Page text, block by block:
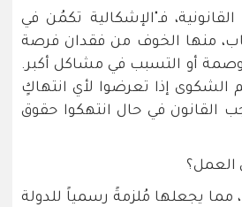
فـ"الإشكالية تكمُن في
منها الخوف من فقدان فرصة
أو التسبب في مشاكل أكبر.
الشكوى إذا تعرضوا لأي انتهاكٍ
القانون في حال انتهكوا حقوق
العمل؟
مما يجعلها مُلزمةً رسمياً للدولة